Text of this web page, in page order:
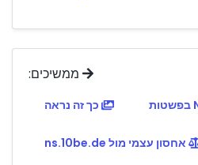
ממשיכים:
כך זה נראה
אחסון עצמי מול ns.10be.de